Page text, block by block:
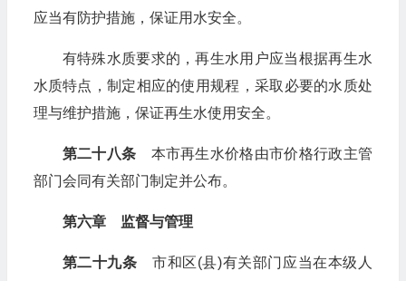
应当有防护措施，保证用水安全。
有特殊水质要求的，再生水用户应当根据再生水
水质特点，制定相应的使用规程，采取必要的水质处
理与维护措施，保证再生水使用安全。
第二十八条 本市再生水价格由市价格行政主管
部门会同有关部门制定并公布。
第六章 监督与管理
第二十九条 市和区(县)有关部门应当在本级人